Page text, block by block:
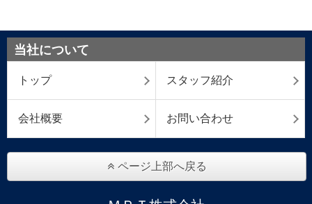
当社について
トップ スタッフ紹介
会社概要 お問い合わせ
ページ上部へ戻る